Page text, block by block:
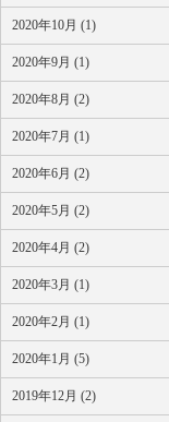
2020年10月 (1)
2020年9月 (1)
2020年8月 (2)
2020年7月 (1)
2020年6月 (2)
2020年5月 (2)
2020年4月 (2)
2020年3月 (1)
2020年2月 (1)
2020年1月 (5)
2019年12月 (2)